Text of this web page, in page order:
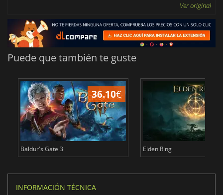
Ver original
Puede que también te guste
36.10€
Baldur's Gate 3 Elden Ring
INFORMACIÓN TÉCNICA